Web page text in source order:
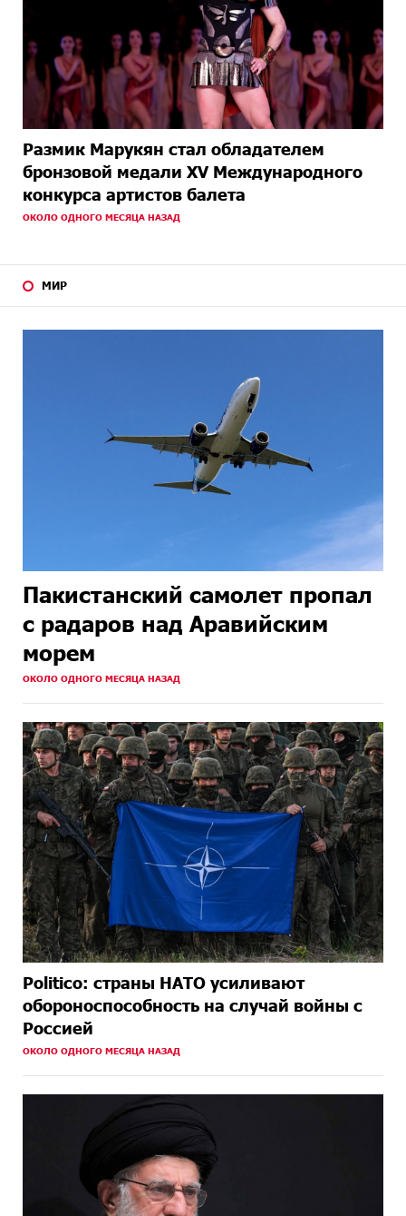
Размик Марукян стал обладателем
бронзовой медали XV Международного
конкурса артистов балета
ОКОЛО ОДНОГО МЕСЯЦА НАЗАД
МИР
Пакистанский самолет пропал
с радаров над Аравийским
морем
ОКОЛО ОДНОГО МЕСЯЦА НАЗАД
Politico: страны НАТО усиливают
обороноспособность на случай войны с
Россией
ОКОЛО ОДНОГО МЕСЯЦА НАЗАД